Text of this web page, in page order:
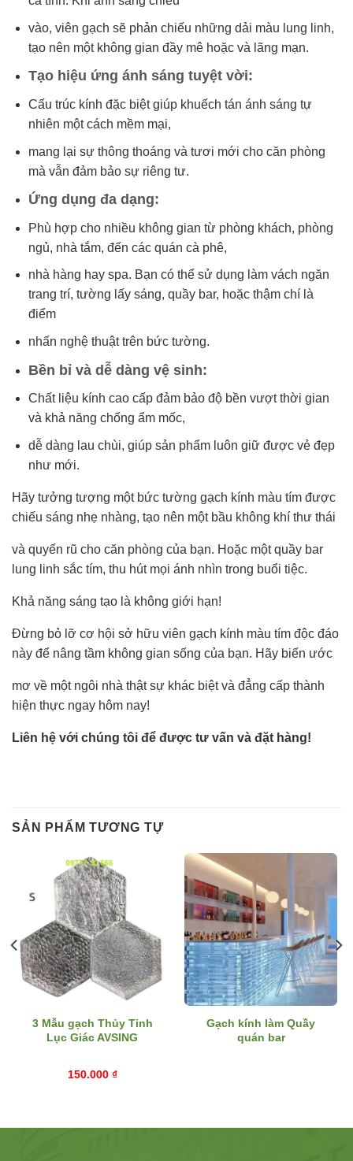
vào, viên gạch sẽ phản chiếu những dải màu lung linh,
tạo nên một không gian đầy mê hoặc và lãng mạn.
Tạo hiệu ứng ánh sáng tuyệt vời:
Cấu trúc kính đặc biệt giúp khuếch tán ánh sáng tự
nhiên một cách mềm mại,
mang lại sự thông thoáng và tươi mới cho căn phòng
mà vẫn đảm bảo sự riêng tư.
Ứng dụng đa dạng:
Phù hợp cho nhiều không gian từ phòng khách, phòng
ngủ, nhà tắm, đến các quán cà phê,
nhà hàng hay spa. Bạn có thể sử dụng làm vách ngăn
trang trí, tường lấy sáng, quầy bar, hoặc thậm chí là
điểm
nhấn nghệ thuật trên bức tường.
Bền bỉ và dễ dàng vệ sinh:
Chất liệu kính cao cấp đảm bảo độ bền vượt thời gian
và khả năng chống ẩm mốc,
dễ dàng lau chùi, giúp sản phẩm luôn giữ được vẻ đẹp
như mới.
Hãy tưởng tượng một bức tường gạch kính màu tím được
chiếu sáng nhẹ nhàng, tạo nên một bầu không khí thư thái
và quyến rũ cho căn phòng của bạn. Hoặc một quầy bar
lung linh sắc tím, thu hút mọi ánh nhìn trong buổi tiệc.
Khả năng sáng tạo là không giới hạn!
Đừng bỏ lỡ cơ hội sở hữu viên gạch kính màu tím độc đáo
này để nâng tầm không gian sống của bạn. Hãy biến ước
mơ về một ngôi nhà thật sự khác biệt và đẳng cấp thành
hiện thực ngay hôm nay!
Liên hệ với chúng tôi để được tư vấn và đặt hàng!
SẢN PHẨM TƯƠNG TỰ
3 Mẫu gạch Thủy Tinh
Lục Giác AVSING
150.000 ₫
Gạch kính làm Quầy
quán bar